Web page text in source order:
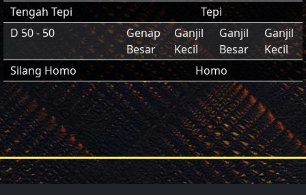
Tengah Tepi
Tepi
D 50 - 50
Genap
Besar
Ganjil
Kecil
Ganjil
Besar
Ganjil
Kecil
Silang Homo
Homo